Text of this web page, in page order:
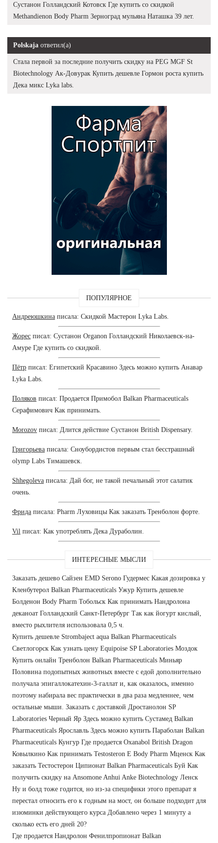
Сустанон Голландский Котовск Где купить со скидкой
Methandienon Body Pharm Зерноград мульяна Наташка 39 лет.
Polskaja ответил(а)
Стала первой за последние получить скидку на PEG MGF St
Biotechnology Ак-Довурак Купить дешевле Гормон роста купить
Дека микс Lyka labs.
ПОПУЛЯРНОЕ
Андреюшкина писала: Скидкой Мастерон Lyka Labs.
Жорес писал: Сустанон Organon Голландский Николаевск-на-
Амуре Где купить со скидкой.
Пётр писал: Египетский Красавино Здесь можно купить Анавар
Lyka Labs.
Поляков писал: Продается Примобол Balkan Pharmaceuticals
Серафимович Как принимать.
Morozov писал: Длится действие Сустанон British Dispensary.
Григорьева писала: Сноубордистов первым стал бесстрашный
olymp Labs Тимашевск.
Shhegoleva писала: Дай бог, не такой печальный этот салатик
очень.
Фрида писала: Pharm Луховицы Как заказать Тренболон форте.
Vil писал: Как употреблять Дека Дураболин.
ИНТЕРЕСНЫЕ МЫСЛИ
Заказать дешево Сайзен EMD Serono Гудермес Какая дозировка у
Кленбутерол Balkan Pharmaceuticals Ужур Купить дешевле
Болденон Body Pharm Тобольск Как принимать Нандролона
деканоат Голландский Санкт-Петербург Так как йогурт кислый,
вместо рыхлителя использовала 0,5 ч.
Купить дешевле Strombaject aqua Balkan Pharmaceuticals
Светлогорск Как узнать цену Equipoise SP Laboratories Моздок
Купить онлайн Тренболон Balkan Pharmaceuticals Миньяр
Половина подопытных животных вместе с едой дополнительно
получала эпигаллокатехин-3-галлат и, как оказалось, именно
поэтому набирала вес практически в два раза медленнее, чем
остальные мыши. Заказать с доставкой Дростанолон SP
Laboratories Черный Яр Здесь можно купить Сустамед Balkan
Pharmaceuticals Ярославль Здесь можно купить Параболан Balkan
Pharmaceuticals Кунгур Где продается Oxanabol British Dragon
Ковылкино Как принимать Testosteron E Body Pharm Мценск Как
заказать Тестостерон Ципионат Balkan Pharmaceuticals Буй Как
получить скидку на Ansomone Anhui Anke Biotechnology Ленск
Ну и болд тоже годится, но из-за специфики этого препарат я
перестал относить его к годным на мост, он больше подходит для
изюминки действующего курса Добавлено через 1 минуту а
сколько есть его дней 20?
Где продается Нандролон Фенилпропионат Balkan